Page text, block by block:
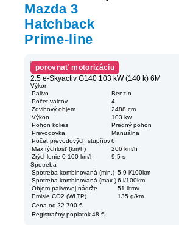
Mazda 3
Hatchback
Prime-line
porovnať motorizáciu
2.5 e-Skyactiv G140 103 kW (140 k) 6M
Výkon
Palivo
Benzín
Počet valcov
4
Zdvihový objem
2488 cm
Výkon
103 kw
Pohon kolies
Predný pohon
Prevodovka
Manuálna
Počet prevodových stupňov 6
Max rýchlosť (km/h)
206 km/h
Zrýchlenie 0-100 km/h
9.5 s
Spotreba
Spotreba kombinovaná (min.) 5,9 l/100km
Spotreba kombinovaná (max.) 6 l/100km
Objem palivovej nádrže
51 litrov
Emisie CO2 (WLTP)
135 g/km
Cena od 22 790 €
Registračný poplatok 48 €